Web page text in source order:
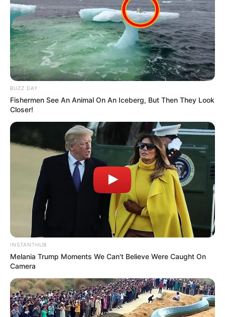
BUZZ DAY
Fishermen See An Animal On An Iceberg, But Then They Look
Closer!
INSTANTHUB
Melania Trump Moments We Can't Believe Were Caught On
Camera